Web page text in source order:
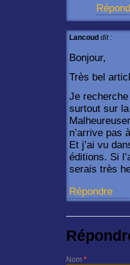
Lancoud dit :
Bonjour,
Très bel
Je
surtout sur
n’arrive pas
Et j’ai vu
éditions. Si
serais très
Répondre
Nom *